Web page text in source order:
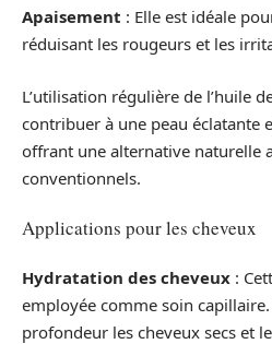
Apaisement : Elle est idéale
réduisant les rougeurs et les
L’utilisation régulière de l’huile
contribuer à une peau éclatante
offrant une alternative naturelle
conventionnels.
Applications pour les cheveux
Hydratation des cheveux :
employée comme soin
profondeur les cheveux secs et